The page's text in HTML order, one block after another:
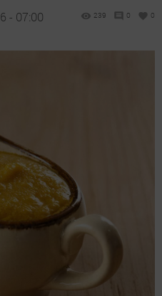
- 07:00 239 0 0